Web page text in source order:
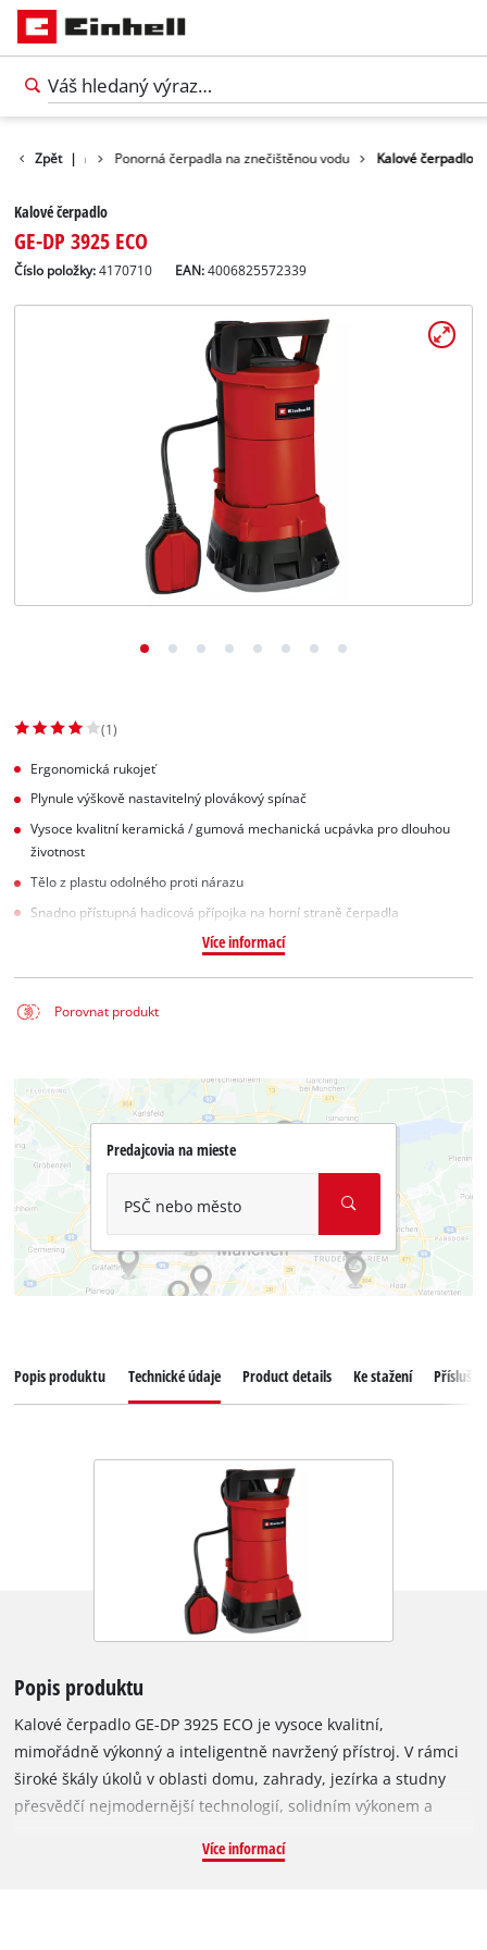
Zpět |
čerpadlá Ponorná čerpadla na znečištěnou vodu Kalové čerpadlo
Kalové čerpadlo
GE-DP 3925 ECO
Číslo položky: 4170710 EAN:4006825572339
(1)
Ergonomická rukojeť
Plynule výškově nastavitelný plovákový spínač
Vysoce kvalitní keramická / gumová mechanická ucpávka pro dlouhou
životnost
Tělo z plastu odolného proti nárazu
Snadno přístupná hadicová přípojka na horní straně čerpadla
Více informací
Porovnat produkt
Predajcovia na mieste
PSČ nebo město
Popis produktu Technické údaje Product details Ke stažení
Popis produktu
Kalové čerpadlo GE-DP 3925 ECO je vysoce kvalitní,
mimořádně výkonný a inteligentně navržený přístroj. V rámci
široké škály úkolů v oblasti domu, zahrady, jezírka a studny
přesvědčí nejmodernější technologií, solidním výkonem a
wattů čerpadlo každou hodinu vyčerpá až 10 000 litrů
Více informací